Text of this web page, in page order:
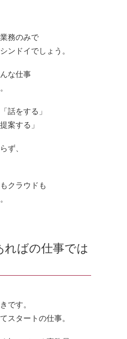
務のみで
ンドイでしょう。
な仕事
話をする」
案する」
ず、
クラウドも
ればの仕事では
です。
スタートの仕事。